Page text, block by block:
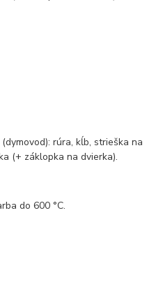
rúra, kĺb, strieška na
(+ záklopka na dvierka).
do 600 °C.